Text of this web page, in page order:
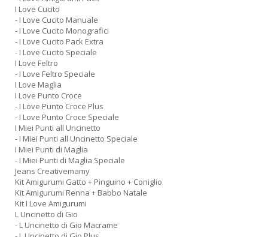
I Love Cucito
- I Love Cucito Manuale
- I Love Cucito Monografici
- I Love Cucito Pack Extra
- I Love Cucito Speciale
I Love Feltro
- I Love Feltro Speciale
I Love Maglia
I Love Punto Croce
- I Love Punto Croce Plus
- I Love Punto Croce Speciale
I Miei Punti all Uncinetto
- I Miei Punti all Uncinetto Speciale
I Miei Punti di Maglia
- I Miei Punti di Maglia Speciale
Jeans Creativemamy
Kit Amigurumi Gatto + Pinguino + Coniglio
Kit Amigurumi Renna + Babbo Natale
Kit I Love Amigurumi
L Uncinetto di Gio
- L Uncinetto di Gio Macrame